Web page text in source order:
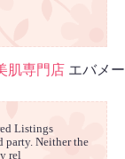
肌専門店 エバメー
Listings
party. Neither the
rel